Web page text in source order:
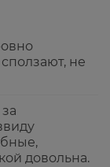
не
довольна.